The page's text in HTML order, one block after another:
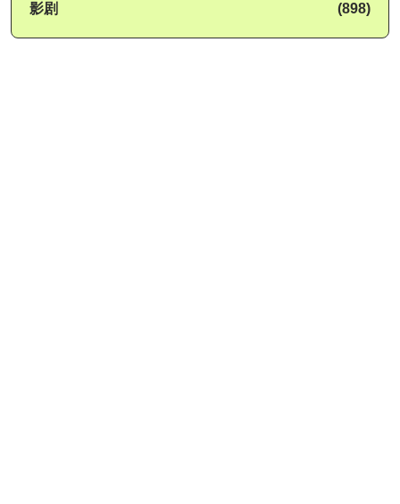
影剧 (898)